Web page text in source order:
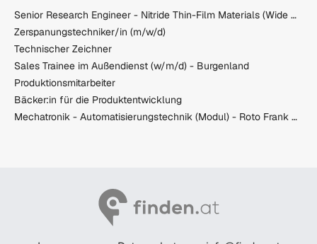
Senior Research Engineer - Nitride Thin-Film Materials (Wide Band Gap)
Zerspanungstechniker/in (m/w/d)
Technischer Zeichner
Sales Trainee im Außendienst (w/m/d) - Burgenland
Produktionsmitarbeiter
Bäcker:in für die Produktentwicklung
Mechatronik - Automatisierungstechnik (Modul) - Roto Frank Austria GmbH